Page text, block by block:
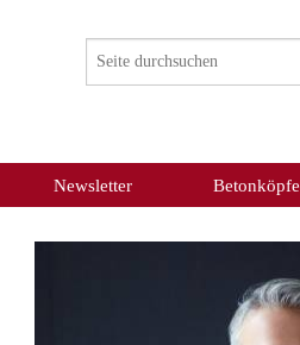
Newsletter Betonköpfe